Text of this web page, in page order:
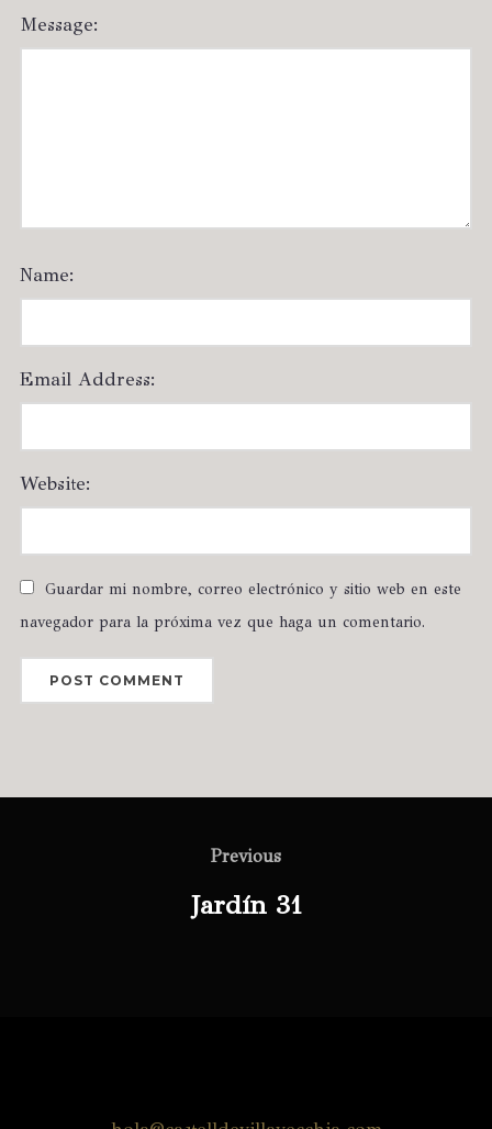
Message:
Name:
Email Address:
Website:
Guardar mi nombre, correo electrónico y sitio web en este
navegador para la próxima vez que haga un comentario.
Previous
Jardín 31